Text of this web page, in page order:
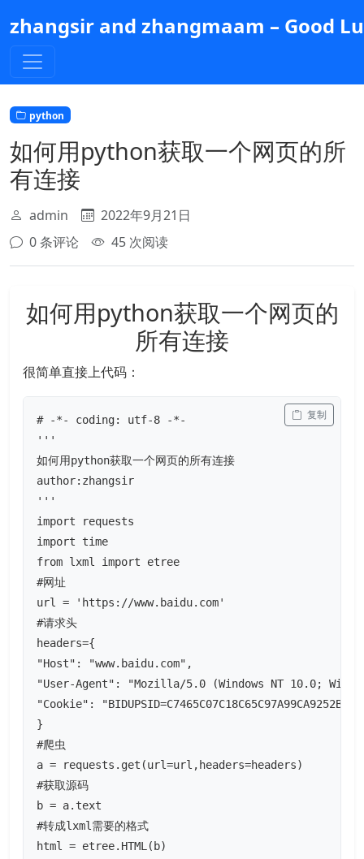
到
主
内
容
zhangsir and zhangmaam – Good
python
如何用python获取一个网页的所
有连接
admin
2022年9月21日
0 条评论
45 次阅读
如何用python获取一个网页的
所有连接
很简单直接上代码：
# -*- coding: utf-8 -*-
'''
如何用python获取一个网页的所有连接
author:zhangsir
'''
import requests
import time
from lxml import etree
#网址
url = 'https://www.baidu.com'
#请求头
headers={
"Host": "www.baidu.com",
"User-Agent": "Mozilla/5.0 (Windows NT 10.0;
"Cookie":
}
#爬虫
a = requests.get(url=url,headers=headers)
#获取源码
b = a.text
#转成lxml需要的格式
html = etree.HTML(b)
复制